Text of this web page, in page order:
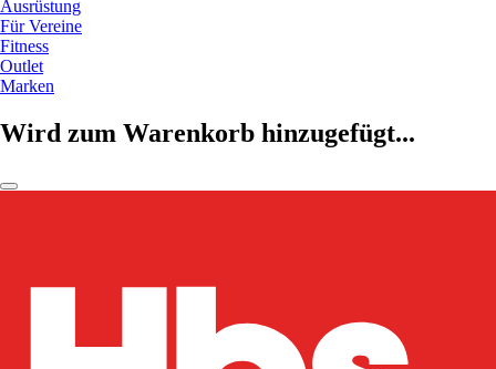
Ausrüstung
Für Vereine
Fitness
Outlet
Marken
Wird zum Warenkorb hinzugefügt...